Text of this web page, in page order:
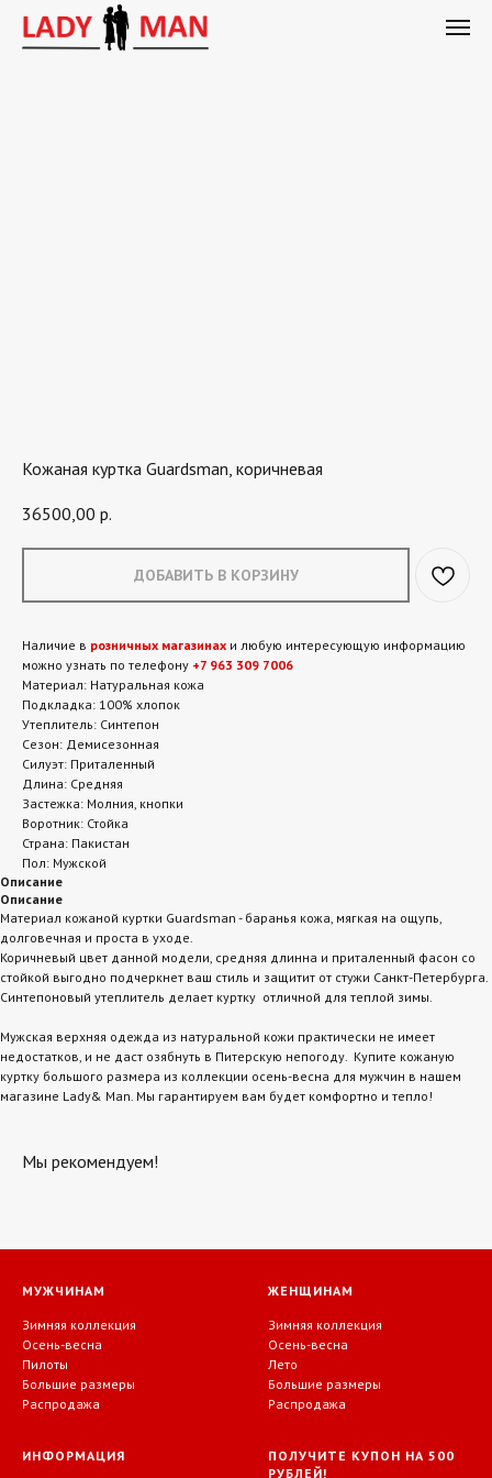
Кожаная куртка Guardsman, коричневая
36500,00 р.
ДОБАВИТЬ В КОРЗИНУ
Наличие в розничных магазинах и любую интересующую информацию
можно узнать по телефону +7 963 309 7006
Материал: Натуральная кожа
Подкладка: 100% хлопок
Утеплитель: Синтепон
Сезон: Демисезонная
Силуэт: Приталенный
Длина: Средняя
Застежка: Молния, кнопки
Воротник: Стойка
Страна: Пакистан
Пол: Мужской
Описание
Описание
Материал кожаной куртки Guardsman - баранья кожа, мягкая на ощупь,
долговечная и проста в уходе.
Коричневый цвет данной модели, средняя длинна и приталенный фасон со
стойкой выгодно подчеркнет ваш стиль и защитит от стужи Санкт-Петербурга.
Синтепоновый утеплитель делает куртку отличной для теплой зимы.
Мужская верхняя одежда из натуральной кожи практически не имеет
недостатков, и не даст озябнуть в Питерскую непогоду. Купите кожаную
куртку большого размера из коллекции осень-весна для мужчин в нашем
магазине Lady& Man. Мы гарантируем вам будет комфортно и тепло!
Мы рекомендуем!
МУЖЧИНАМ
Зимняя коллекция
Осень-весна
Пилоты
Большие размеры
Распродажа
ЖЕНЩИНАМ
Зимняя коллекция
Осень-весна
Лето
Большие размеры
Распродажа
ИНФОРМАЦИЯ
ПОЛУЧИТЕ КУПОН НА 500
РУБЛЕЙ!